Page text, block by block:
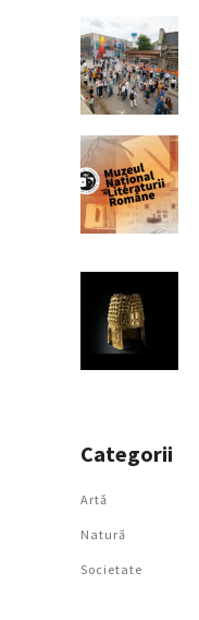
Categorii
Artǎ
Natură
Societate